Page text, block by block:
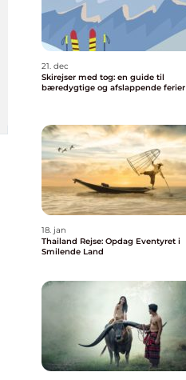
21. dec
Skirejser med tog: en guide til
bæredygtige og afslappende ferier
18. jan
Thailand Rejse: Opdag Eventyret i
Smilende Land